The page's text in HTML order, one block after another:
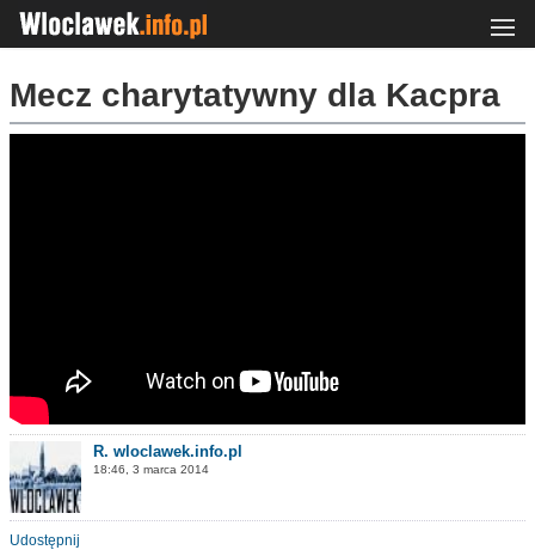
Mecz charytatywny dla Kacpra
R. wloclawek.info.pl
18:46, 3 marca 2014
Udostępnij